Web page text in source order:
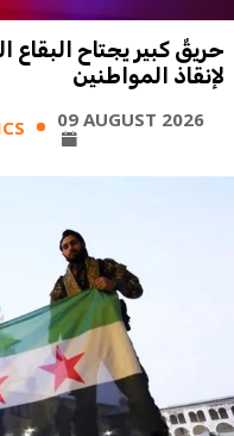
حريقٌ كبير يجتاح
لإنقاذ المواطنين
09 AUGUST 2026